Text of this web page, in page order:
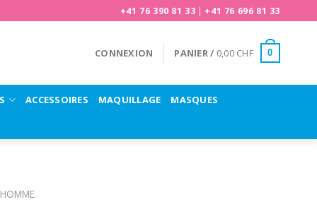
+41 76 390 81 33 | +41 76 696 81 33
CONNEXION PANIER / 0,00 CHF 0
ACCESSOIRES MAQUILLAGE MASQUES
HOMME